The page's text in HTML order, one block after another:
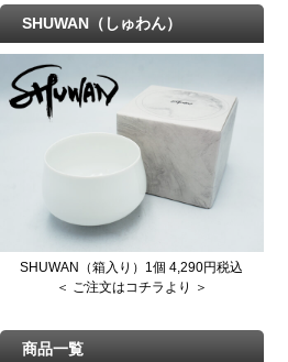
SHUWAN（しゅわん）
SHUWAN（箱入り）1個 4,290円税込
＜ ご注文はコチラより ＞
商品一覧